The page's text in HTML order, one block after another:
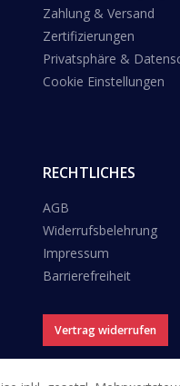
Zahlung & Versand
Zertifizierungen
Privatsphäre &
Cookie Einstellungen
RECHTLICHES
AGB
Widerrufsbelehrung
Impressum
Barrierefreiheit
Vertrag widerrufen